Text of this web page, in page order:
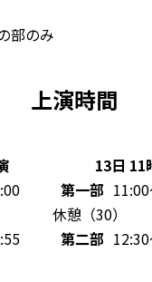
部のみ
上演時間
13日 11
第一部
休憩（30）
第二部